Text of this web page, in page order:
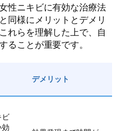
性ニキビに有効な治療法
同様にメリットとデメリ
れらを理解した上で、自
ることが重要です。
デメリット
ビ